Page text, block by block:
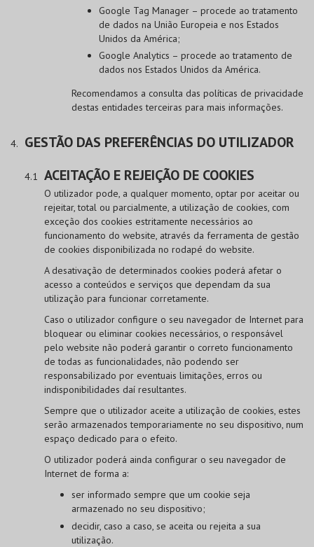
Google Tag Manager – procede ao tratamento
de dados na União Europeia e nos Estados
Unidos da América;
Google Analytics – procede ao tratamento de
dados nos Estados Unidos da América.
Recomendamos a consulta das políticas de privacidade
destas entidades terceiras para mais informações.
GESTÃO DAS PREFERÊNCIAS DO UTILIZADOR
ACEITAÇÃO E REJEIÇÃO DE COOKIES
O utilizador pode, a qualquer momento, optar por aceitar ou
rejeitar, total ou parcialmente, a utilização de cookies, com
exceção dos cookies estritamente necessários ao
funcionamento do website, através da ferramenta de gestão
de cookies disponibilizada no rodapé do website.
A desativação de determinados cookies poderá afetar o
acesso a conteúdos e serviços que dependam da sua
utilização para funcionar corretamente.
Caso o utilizador configure o seu navegador de Internet para
bloquear ou eliminar cookies necessários, o responsável
pelo website não poderá garantir o correto funcionamento
de todas as funcionalidades, não podendo ser
responsabilizado por eventuais limitações, erros ou
indisponibilidades daí resultantes.
Sempre que o utilizador aceite a utilização de cookies, estes
serão armazenados temporariamente no seu dispositivo, num
espaço dedicado para o efeito.
O utilizador poderá ainda configurar o seu navegador de
Internet de forma a:
ser informado sempre que um cookie seja
armazenado no seu dispositivo;
decidir, caso a caso, se aceita ou rejeita a sua
utilização.